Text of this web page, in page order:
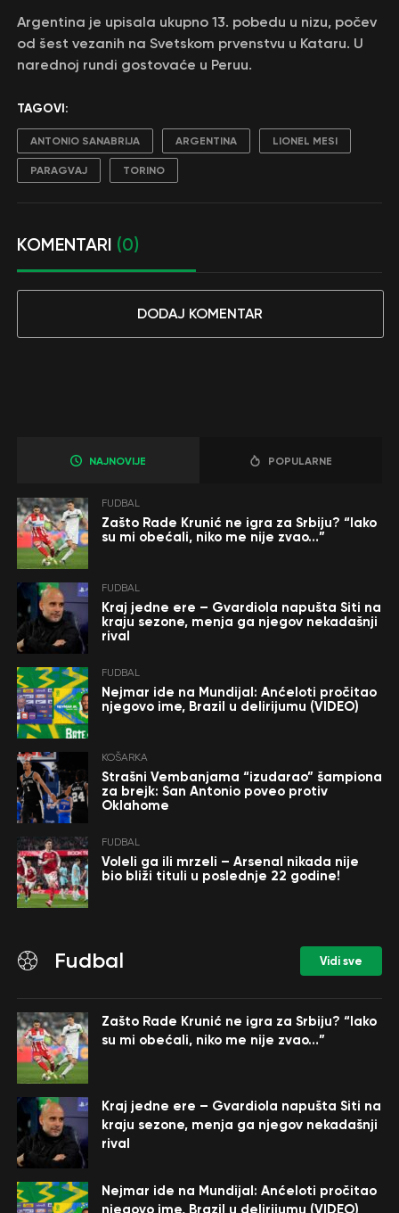
Argentina je upisala ukupno 13. pobedu u nizu, počev
od šest vezanih na Svetskom prvenstvu u Kataru. U
narednoj rundi gostovaće u Peruu.
TAGOVI:
ANTONIO SANABRIJA ARGENTINA LIONEL MESI
PARAGVAJ TORINO
KOMENTARI (0)
DODAJ KOMENTAR
NAJNOVIJE POPULARNE
FUDBAL
Zašto Rade Krunić ne igra za Srbiju? “Iako
su mi obećali, niko me nije zvao…”
FUDBAL
Kraj jedne ere – Gvardiola napušta Siti na
kraju sezone, menja ga njegov nekadašnji
rival
FUDBAL
Nejmar ide na Mundijal: Anćeloti pročitao
njegovo ime, Brazil u delirijumu (VIDEO)
KOŠARKA
Strašni Vembanjama “izudarao” šampiona
za brejk: San Antonio poveo protiv
Oklahome
FUDBAL
Voleli ga ili mrzeli – Arsenal nikada nije
bio bliži tituli u poslednje 22 godine!
Fudbal Vidi sve
Zašto Rade Krunić ne igra za Srbiju? “Iako
su mi obećali, niko me nije zvao…”
Kraj jedne ere – Gvardiola napušta Siti na
kraju sezone, menja ga njegov nekadašnji
rival
Nejmar ide na Mundijal: Anćeloti pročitao
njegovo ime, Brazil u delirijumu (VIDEO)